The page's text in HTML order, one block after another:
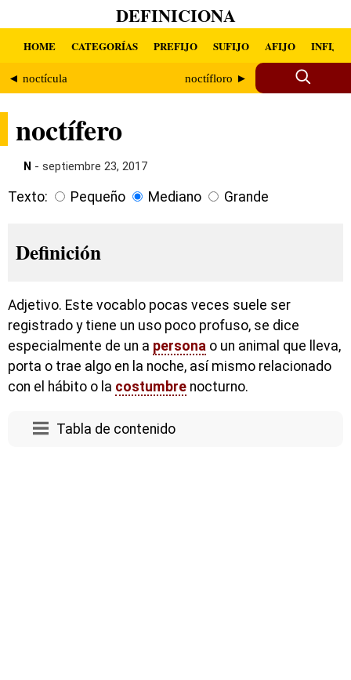
DEFINICIONA
HOME CATEGORÍAS PREFIJO SUFIJO AFIJO INFIJO
◄ noctícula noctífloro ►
noctífero
N - septiembre 23, 2017
Texto: Pequeño Mediano Grande
Definición
Adjetivo. Este vocablo pocas veces suele ser
registrado y tiene un uso poco profuso, se dice
especialmente de un a persona o un animal que lleva,
porta o trae algo en la noche, así mismo relacionado
con el hábito o la costumbre nocturno.
Tabla de contenido